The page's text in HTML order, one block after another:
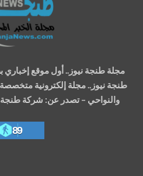
مجلة طنجة نيوز.. أول موقع إخباري
طنجة نيوز.. مجلة إلكترونية
والنواحي – تصدر عن: شركة طنجة
89